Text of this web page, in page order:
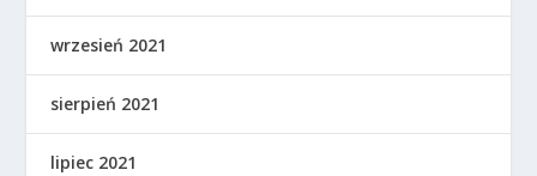
wrzesień 2021
sierpień 2021
lipiec 2021